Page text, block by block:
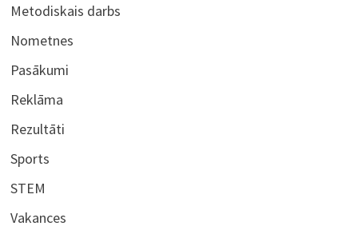
Metodiskais darbs
Nometnes
Pasākumi
Reklāma
Rezultāti
Sports
STEM
Vakances